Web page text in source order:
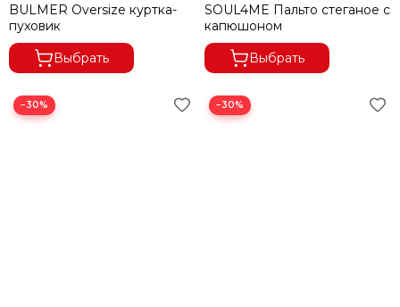
BULMER Oversize куртка-
пуховик
Выбрать
SOUL4ME Пальто стеганое с
капюшоном
Выбрать
−30% −30%